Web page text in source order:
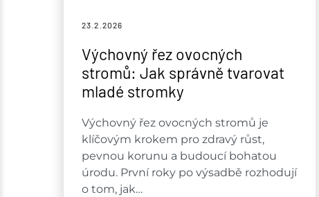
23.2. 2026
Výchovný řez ovocných
stromů: Jak správně tvarovat
mladé stromky
Výchovný řez ovocných stromů je
klíčovým krokem pro zdravý růst,
pevnou korunu a budoucí bohatou
úrodu. První roky po výsadbě rozhodují
o tom, jak…